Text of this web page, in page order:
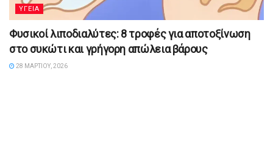
YΓΕΙΑ
Φυσικοί λιποδιαλύτες: 8 τροφές για αποτοξίνωση
στο συκώτι και γρήγορη απώλεια βάρους
28 ΜΑΡΤΊΟΥ, 2026